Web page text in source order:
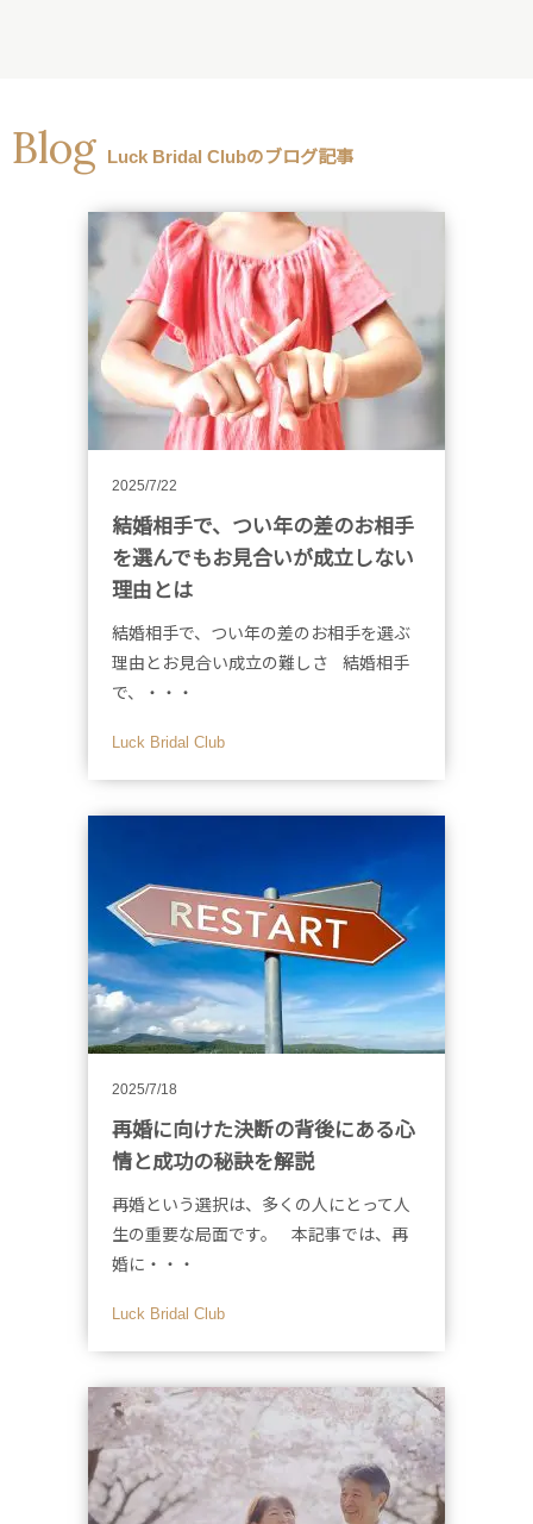
Blog Luck Bridal Clubのブログ記事
2025/7/22
結婚相手で、つい年の差のお相手
を選んでもお見合いが成立しない
理由とは
結婚相手で、つい年の差のお相手を選ぶ
理由とお見合い成立の難しさ 結婚相手
で、・・・
Luck Bridal Club
2025/7/18
再婚に向けた決断の背後にある心
情と成功の秘訣を解説
再婚という選択は、多くの人にとって人
生の重要な局面です。 本記事では、再
婚に・・・
Luck Bridal Club